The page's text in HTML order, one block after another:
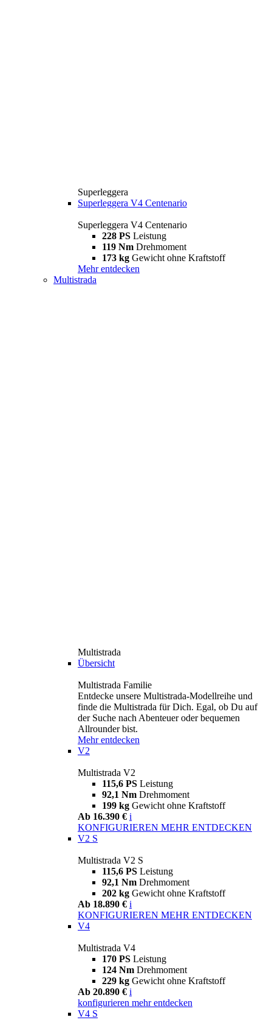
Superleggera
Superleggera V4 Centenario
Superleggera V4 Centenario
228 PS Leistung
119 Nm Drehmoment
173 kg Gewicht ohne Kraftstoff
Mehr entdecken
Multistrada
Multistrada
Übersicht
Multistrada Familie
Entdecke unsere Multistrada-Modellreihe und
finde die Multistrada für Dich. Egal, ob Du auf
der Suche nach Abenteuer oder bequemen
Allrounder bist.
Mehr entdecken
V2
Multistrada V2
115,6 PS Leistung
92,1 Nm Drehmoment
199 kg Gewicht ohne Kraftstoff
Ab 16.390 € i
KONFIGURIEREN MEHR ENTDECKEN
V2 S
Multistrada V2 S
115,6 PS Leistung
92,1 Nm Drehmoment
202 kg Gewicht ohne Kraftstoff
Ab 18.890 € i
KONFIGURIEREN MEHR ENTDECKEN
V4
Multistrada V4
170 PS Leistung
124 Nm Drehmoment
229 kg Gewicht ohne Kraftstoff
Ab 20.890 € i
konfigurieren mehr entdecken
V4 S